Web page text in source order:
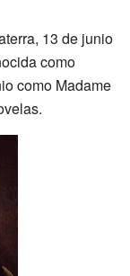
13 de junio
como
como Madame